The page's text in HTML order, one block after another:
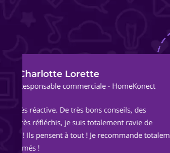
Fondatrice et
Un grand merci à Sophie et Adrien
https://okern-massage.ch.
Votre écoute, vos conseils, votre
ont permis à mon site de voir le jour